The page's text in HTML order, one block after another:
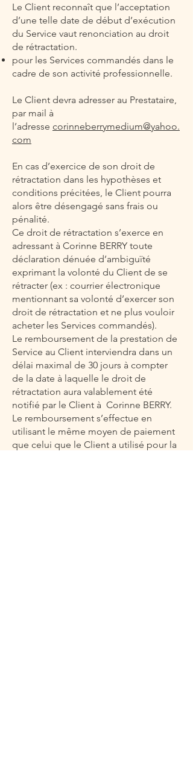
Le Client reconnaît que l’acceptation
d’une telle date de début d’exécution
du Service vaut renonciation au droit
de rétractation.
pour les Services commandés dans le
cadre de son activité professionnelle.
Le Client devra adresser au Prestataire,
par mail à
l’adresse corinneberrymedium@yahoo.
com
En cas d’exercice de son droit de
rétractation dans les hypothèses et
conditions précitées, le Client pourra
alors être désengagé sans frais ou
pénalité.
Ce droit de rétractation s’exerce en
adressant à Corinne BERRY toute
déclaration dénuée d’ambiguïté
exprimant la volonté du Client de se
rétracter (ex : courrier électronique
mentionnant sa volonté d’exercer son
droit de rétractation et ne plus vouloir
acheter les Services commandés).
Le remboursement de la prestation de
Service au Client interviendra dans un
délai maximal de 30 jours à compter
de la date à laquelle le droit de
rétractation aura valablement été
notifié par le Client à Corinne BERRY.
Le remboursement s’effectue en
utilisant le même moyen de paiement
que celui que le Client a utilisé pour la